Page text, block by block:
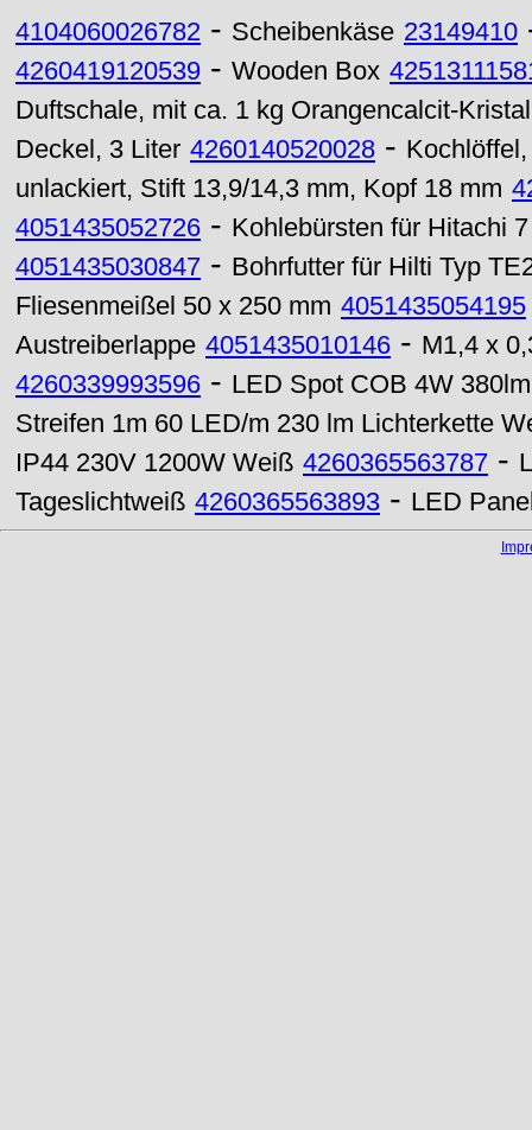
4104060026782 - Scheibenkäse 23149410
4260419120539 - Wooden Box
Duftschale, mit ca. 1 kg Orangencalcit-
Deckel, 3 Liter 4260140520028 -
unlackiert, Stift 13,9/14,3 mm, Kopf 18 mm
4051435052726 - Kohlebürsten für Hitachi
4051435030847 - Bohrfutter für Hilti Typ
Fliesenmeißel 50 x 250 mm 4051435054195
Austreiberlappe 4051435010146 - M1,4 x
4260339993596 - LED Spot COB 4W
Streifen 1m 60 LED/m 230 lm Lichterkette
IP44 230V 1200W Weiß 4260365563787 -
Tageslichtweiß 4260365563893 - LED